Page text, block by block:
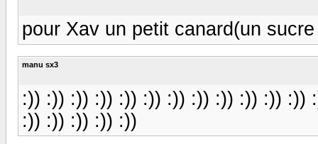
pour Xav un petit canard(un
manu sx3
:)) :)) :)) :)) :)) :)) :)) :)) :)) :)) :)) :))
:)) :)) :)) :)) :))